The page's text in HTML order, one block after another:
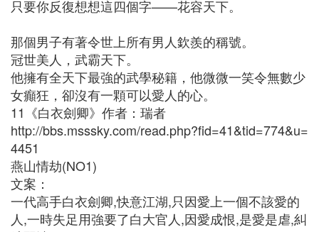
只要你反復想想這四個字——花容天下。
那個男子有著令世上所有男人欽羨的稱號。
冠世美人，武霸天下。
他擁有全天下最強的武學秘籍，他微微一笑令無數少
女癲狂，卻沒有一顆可以愛人的心。
11《白衣劍卿》作者：瑞者
http://bbs.msssky.com/read.php?fid=41&tid=774&u=
4451
燕山情劫(NO1)
文案：
一代高手白衣劍卿,快意江湖,只因愛上一個不該愛的
人,一時失足用強要了白大官人,因愛成恨,是愛是虐,糾